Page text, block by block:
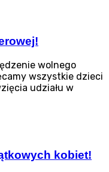
wolnego
wszystkie dzieci
udziału w
kobiet!